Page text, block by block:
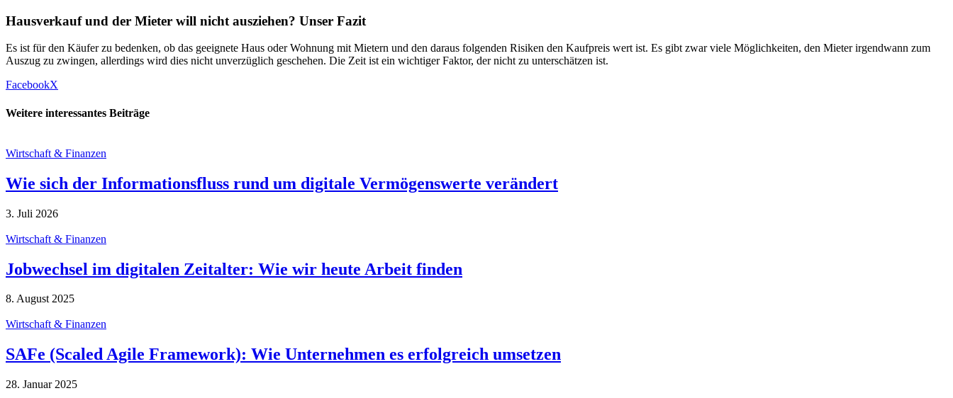
Hausverkauf und der Mieter will nicht ausziehen? Unser Fazit
Es ist für den Käufer zu bedenken, ob das geeignete Haus oder Wohnung mit Mietern und den daraus folgenden Risiken den Kaufpreis wert ist. Es gibt zwar viele Möglichkeiten, den Mieter irgendwann zum
Auszug zu zwingen, allerdings wird dies nicht unverzüglich geschehen. Die Zeit ist ein wichtiger Faktor, der nicht zu unterschätzen ist.
FacebookX
Weitere interessantes Beiträge
Wirtschaft & Finanzen
Wie sich der Informationsfluss rund um digitale Vermögenswerte verändert
3. Juli 2026
Wirtschaft & Finanzen
Jobwechsel im digitalen Zeitalter: Wie wir heute Arbeit finden
8. August 2025
Wirtschaft & Finanzen
SAFe (Scaled Agile Framework): Wie Unternehmen es erfolgreich umsetzen
28. Januar 2025